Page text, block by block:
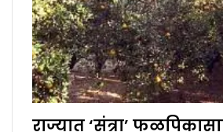
राज्यात ‘संत्रा’